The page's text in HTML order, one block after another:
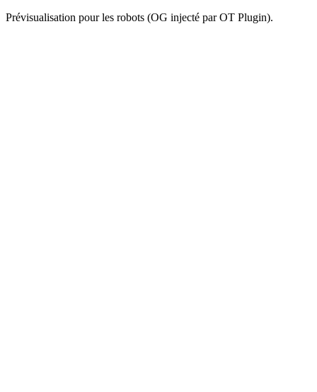
Prévisualisation pour les robots (OG injecté par OT Plugin).